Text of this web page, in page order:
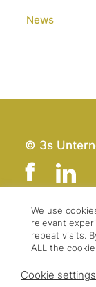
News
© 3s
Team
Kontakt
We use
relevant
repeat visits.
ALL the
Cookie settings